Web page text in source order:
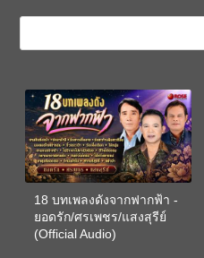
18 บทเพลงดังจากฟากฟ้า -
ยอดรัก/ศรเพชร/แสงสุรีย์
(Official Audio)